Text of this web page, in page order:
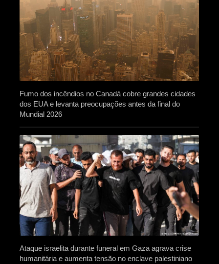
Fumo dos incêndios no Canadá cobre grandes cidades
dos EUA e levanta preocupações antes da final do
Mundial 2026
Ataque israelita durante funeral em Gaza agrava crise
humanitária e aumenta tensão no enclave palestiniano